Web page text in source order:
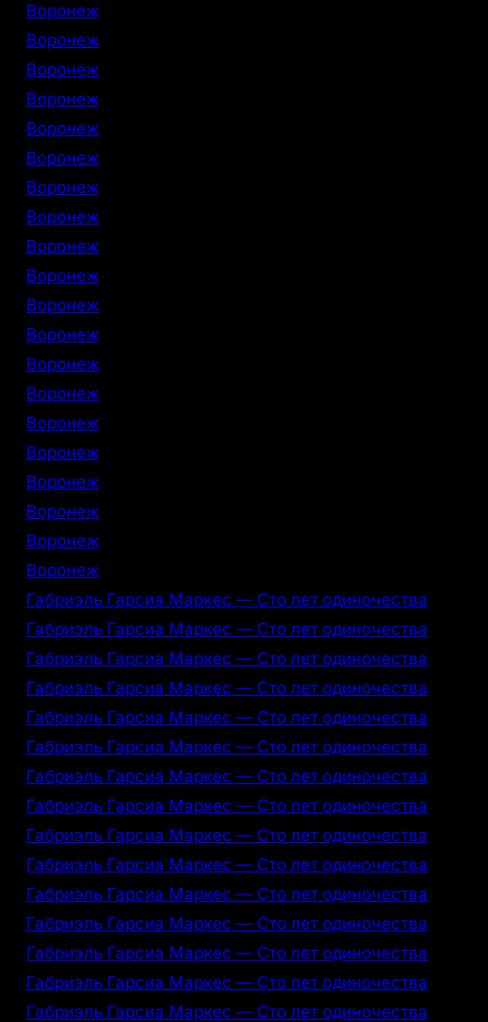
Воронеж
Воронеж
Воронеж
Воронеж
Воронеж
Воронеж
Воронеж
Воронеж
Воронеж
Воронеж
Воронеж
Воронеж
Воронеж
Воронеж
Воронеж
Воронеж
Воронеж
Воронеж
Воронеж
Воронеж
Габриэль Гарсиа Маркес — Сто лет одиночества
Габриэль Гарсиа Маркес — Сто лет одиночества
Габриэль Гарсиа Маркес — Сто лет одиночества
Габриэль Гарсиа Маркес — Сто лет одиночества
Габриэль Гарсиа Маркес — Сто лет одиночества
Габриэль Гарсиа Маркес — Сто лет одиночества
Габриэль Гарсиа Маркес — Сто лет одиночества
Габриэль Гарсиа Маркес — Сто лет одиночества
Габриэль Гарсиа Маркес — Сто лет одиночества
Габриэль Гарсиа Маркес — Сто лет одиночества
Габриэль Гарсиа Маркес — Сто лет одиночества
Габриэль Гарсиа Маркес — Сто лет одиночества
Габриэль Гарсиа Маркес — Сто лет одиночества
Габриэль Гарсиа Маркес — Сто лет одиночества
Габриэль Гарсиа Маркес — Сто лет одиночества